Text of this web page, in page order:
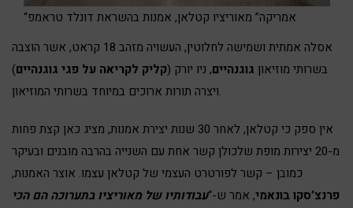
“אמריקה” מאוריציו קטלאן, אמנות בהשראת דונלד טראמפ
אסלה אמתית ושמישה לחלוטין, העשויה מזהב 18 קראט, אשר הוצבה
בשרותי מוזיאון גוגנהיים, ניו יורק (קליק לקריאה על פגי גוגנהיים)
ויצרה תורות ארוכים במיוחד בשרותי המוזיאון.
אין ספק כי קטלאן, לאחר 30 שנות יצירת אמנות, מציג כאן קצת פחות
מ-20 יצירות מופת שלכולן קשר אחת עם השנייה בהרבה מובנים ובעיקר
כמובן – קשר לפורטרט העצמי של קטלאן עצמו. אוצר האמנות,
פרנצ’סקו בונאמי, אמר ש-“עבודותיו של מאוריציו בתערוכה הם הכי